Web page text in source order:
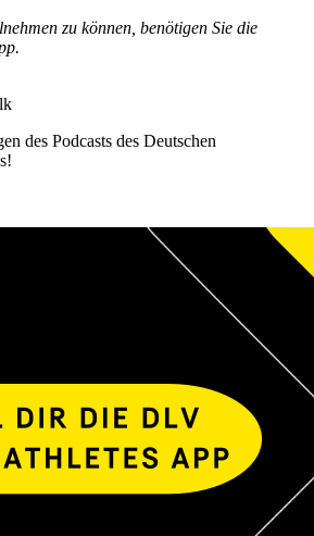
zu können, benötigen Sie die
des Podcasts des Deutschen